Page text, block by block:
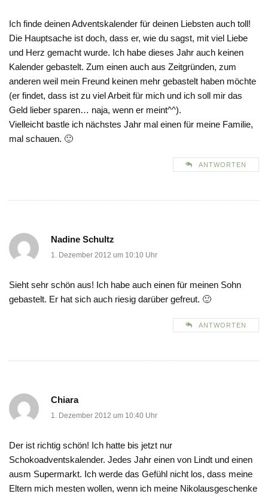
Ich finde deinen Adventskalender für deinen Liebsten auch toll!
Die Hauptsache ist doch, dass er, wie du sagst, mit viel Liebe
und Herz gemacht wurde. Ich habe dieses Jahr auch keinen
Kalender gebastelt. Zum einen auch aus Zeitgründen, zum
anderen weil mein Freund keinen mehr gebastelt haben möchte
(er findet, dass ist zu viel Arbeit für mich und ich soll mir das
Geld lieber sparen… naja, wenn er meint^^).
Vielleicht bastle ich nächstes Jahr mal einen für meine Familie,
mal schauen. 🙂
ANTWORTEN
Nadine Schultz
1. Dezember 2012 um 10:10 Uhr
Sieht sehr schön aus! Ich habe auch einen für meinen Sohn
gebastelt. Er hat sich auch riesig darüber gefreut. 🙂
ANTWORTEN
Chiara
1. Dezember 2012 um 10:40 Uhr
Der ist richtig schön! Ich hatte bis jetzt nur
Schokoadventskalender. Jedes Jahr einen von Lindt und einen
ausm Supermarkt. Ich werde das Gefühl nicht los, dass meine
Eltern mich mesten wollen, wenn ich meine Nikolausgeschenke